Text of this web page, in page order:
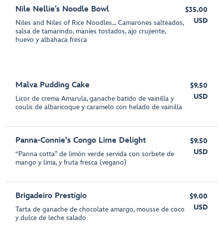
Nile Nellie’s Noodle Bowl
Niles and Niles of Rice Noodles... Camarones salteados,
salsa de tamarindo, maníes tostados, ajo crujiente,
huevo y albahaca fresca
$35.00
USD
Malva Pudding Cake
Licor de crema Amarula, ganache batido de vainilla y
coulis de albaricoque y caramelo con helado de vainilla
$9.50
USD
Panna-Connie's Congo Lime Delight
“Panna cotta” de limón verde servida con sorbete de
mango y lima, y fruta fresca (vegano)
$9.50
USD
Brigadeiro Prestígio
Tarta de ganache de chocolate amargo, mousse de coco
y dulce de leche salado
$9.00
USD